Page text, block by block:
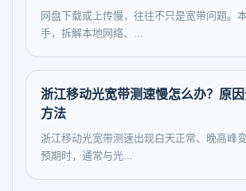
网盘下载或上传慢，往往不只是宽带问题。
手，拆解本地网络、...
浙江移动光宽带测速慢怎么办？原
方法
浙江移动光宽带测速出现白天正常、晚高峰
预期时，通常与光...